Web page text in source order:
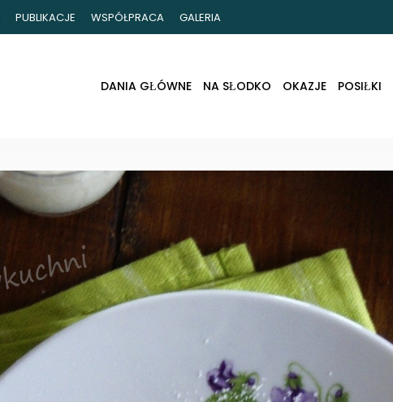
PUBLIKACJE WSPÓŁPRACA GALERIA
DANIA GŁÓWNE NA SŁODKO OKAZJE POSIŁKI